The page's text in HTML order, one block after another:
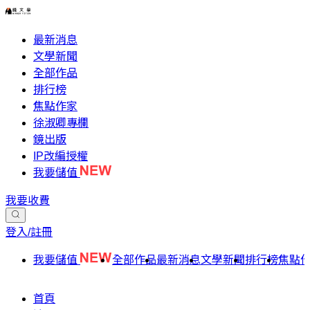
最新消息
文學新聞
全部作品
排行榜
焦點作家
徐淑卿專欄
鏡出版
IP改編授權
我要儲值
我要收費
登入/註冊
我要儲值 全部作品最新消息文學新聞排行榜焦點
首頁